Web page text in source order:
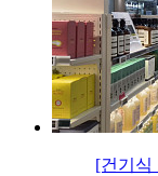
[건기식